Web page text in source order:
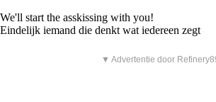
We'll start the asskissing with you!
Eindelijk iemand die denkt wat iedereen zegt
▼ Advertentie door